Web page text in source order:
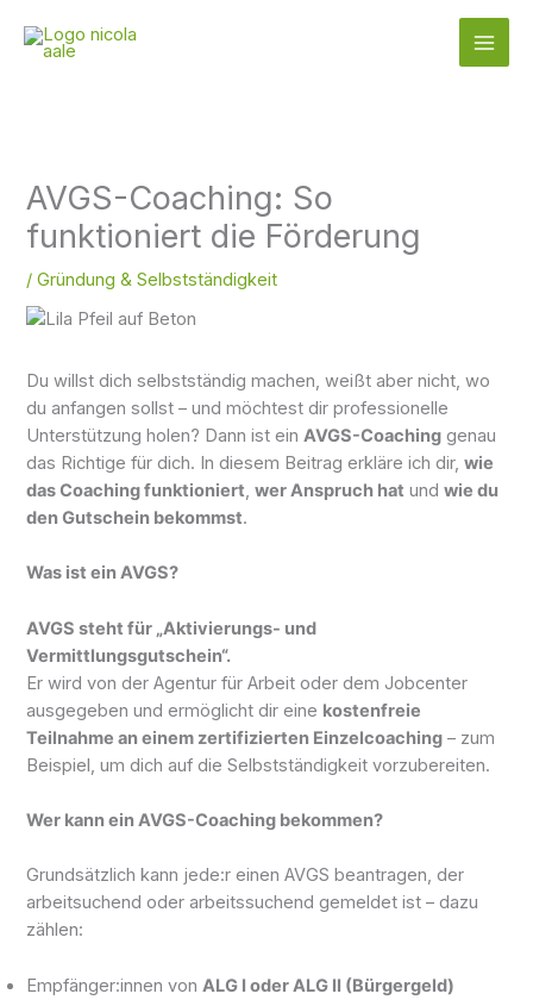
Inhalt
AVGS-Coaching: So
funktioniert die Förderung
/Gründung & Selbstständigkeit
Du willst dich selbstständig machen, weißt aber nicht, wo
du anfangen sollst – und möchtest dir professionelle
Unterstützung holen? Dann ist einAVGS-Coaching genau
das Richtige für dich. In diesem Beitrag erkläre ich dir,wie
das Coaching funktioniert,wer Anspruch hat undwie du
den Gutschein bekommst.
Was ist ein AVGS?
AVGS steht für „Aktivierungs- und
Vermittlungsgutschein“.
Er wird von der Agentur für Arbeit oder dem Jobcenter
ausgegeben und ermöglicht dir eine kostenfreie
Teilnahme an einem zertifizierten Einzelcoaching – zum
Beispiel, um dich auf die Selbstständigkeit vorzubereiten.
Wer kann ein AVGS-Coaching bekommen?
Grundsätzlich kann jede:r einen AVGS beantragen, der
arbeitsuchend oder arbeitssuchend gemeldet ist – dazu
zählen:
Empfänger:innen vonALG I oder ALG II (Bürgergeld)